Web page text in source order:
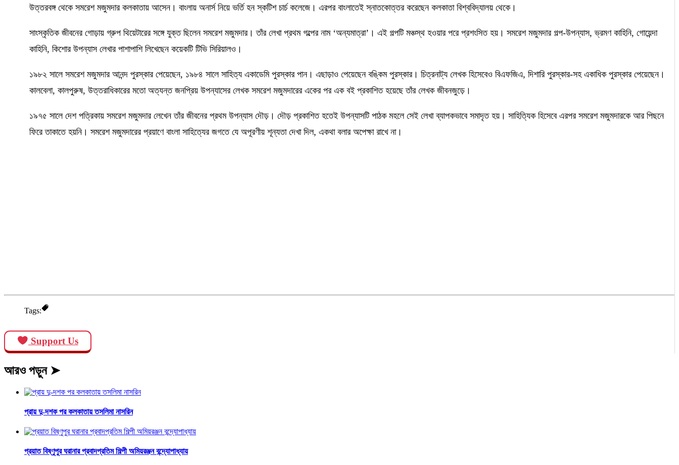
উত্তরবঙ্গ থেকে সমরেশ মজুমদার কলকাতায় আসেন। বাংলায় অনার্স নিয়ে ভর্তি হন স্কটিশ চার্চ কলেজে। এরপর বাংলাতেই স্নাতকোত্তর করেছেন কলকাতা বিশ্ববিদ্যালয় থেকে।
সাংস্কৃতিক জীবনের গোড়ায় গ্রুপ থিয়েটারের সঙ্গে যুক্ত ছিলেন সমরেশ মজুমদার। তাঁর লেখা প্রথম গল্পের নাম ‘অন্যমাত্রা’। এই গল্পটি মঞ্চস্থ হওয়ার পরে প্রশংসিত হয়। সমরেশ মজুমদার গল্প-উপন্যাস, ভ্রমণ কাহিনি, গোয়েন্দা
কাহিনি, কিশোর উপন্যাস লেখার পাশাপাশি লিখেছেন কয়েকটি টিভি সিরিয়ালও।
১৯৮২ সালে সমরেশ মজুমদার আনন্দ পুরস্কার পেয়েছেন, ১৯৮৪ সালে সাহিত্য একাডেমি পুরস্কার পান। এছাড়াও পেয়েছেন বঙ্কিম পুরস্কার। চিত্রনাট্য লেখক হিসেবেও বিএফজিএ, দিশারি পুরস্কার-সহ একাধিক পুরস্কার পেয়েছেন।
কালবেলা, কালপুরুষ, উত্তরাধিকারের মতো অত্যন্ত জনপ্রিয় উপন্যাসের লেখক সমরেশ মজুমদারের একের পর এক বই প্রকাশিত হয়েছে তাঁর লেখক জীবনজুড়ে।
১৯৭৫ সালে দেশ পত্রিকায় সমরেশ মজুমদার লেখেন তাঁর জীবনের প্রথম উপন্যাস দৌড়। দৌড় প্রকাশিত হতেই উপন্যাসটি পাঠক মহলে সেই লেখা ব্যাপকভাবে সমাদৃত হয়। সাহিত্যিক হিসেবে এরপর সমরেশ মজুমদারকে আর পিছনে
ফিরে তাকাতে হয়নি। সমরেশ মজুমদারের প্রয়াণে বাংলা সাহিত্যের জগতে যে অপূরণীয় শূন্যতা দেখা দিল, একথা বলার অপেক্ষা রাখে না।
Tags:
Support Us
আরও পড়ুন ➤
প্রায় দু-দশক পর কলকাতায় তসলিমা নাসরিন
প্রয়াত বিষ্ণুপুর ঘরানার প্রবাদপ্রতিম শিল্পী অমিয়রঞ্জন বন্দ্যোপাধ্যায়